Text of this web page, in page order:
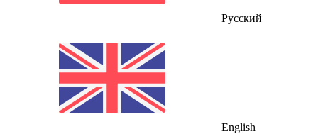
Русский
English